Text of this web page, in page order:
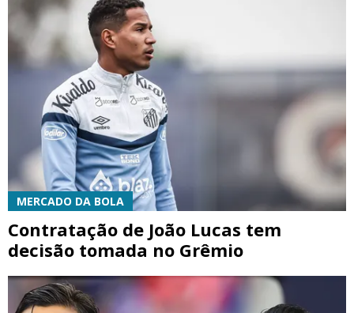
MERCADO DA BOLA
Contratação de João Lucas tem
decisão tomada no Grêmio